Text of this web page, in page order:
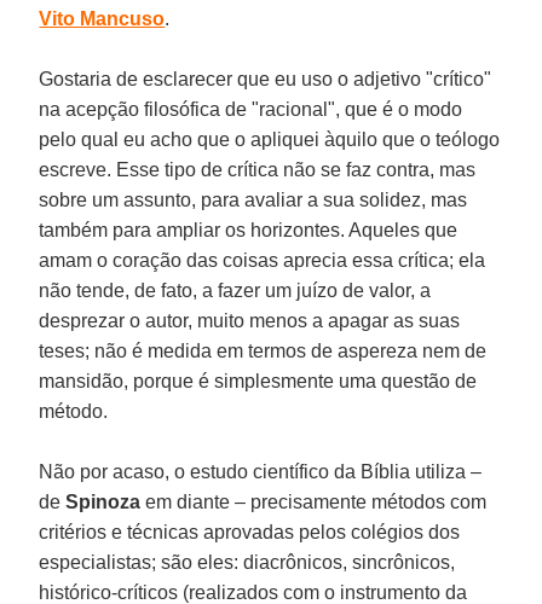
Vito Mancuso.
Gostaria de esclarecer que eu uso o adjetivo "crítico"
na acepção filosófica de "racional", que é o modo
pelo qual eu acho que o apliquei àquilo que o teólogo
escreve. Esse tipo de crítica não se faz contra, mas
sobre um assunto, para avaliar a sua solidez, mas
também para ampliar os horizontes. Aqueles que
amam o coração das coisas aprecia essa crítica; ela
não tende, de fato, a fazer um juízo de valor, a
desprezar o autor, muito menos a apagar as suas
teses; não é medida em termos de aspereza nem de
mansidão, porque é simplesmente uma questão de
método.
Não por acaso, o estudo científico da Bíblia utiliza –
deSpinoza em diante – precisamente métodos com
critérios e técnicas aprovadas pelos colégios dos
especialistas; são eles: diacrônicos, sincrônicos,
histórico-críticos (realizados com o instrumento da